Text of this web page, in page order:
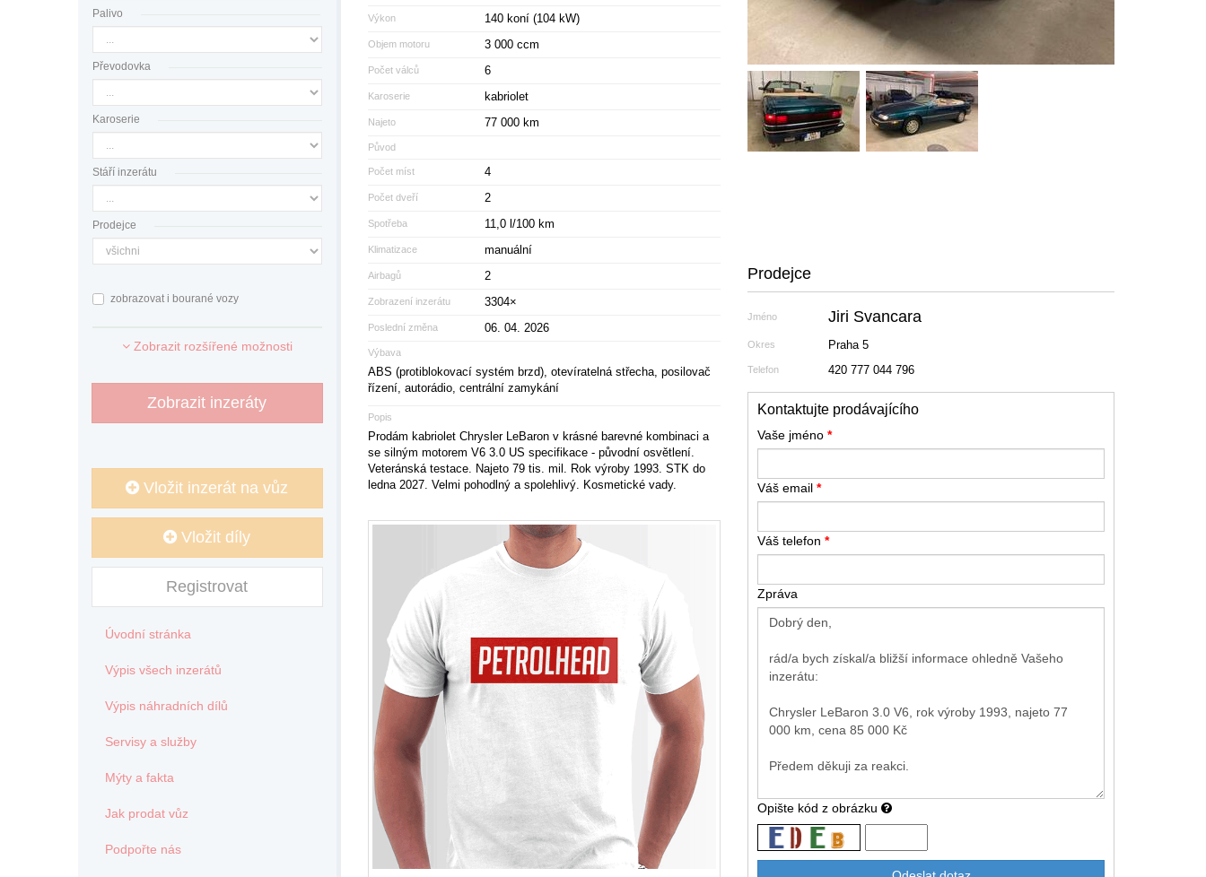
Výkon 140 koní (104 kW)
Objem motoru 3 000 ccm
Počet válců 6
Karoserie kabriolet
Najeto 77 000 km
Původ
Počet míst 4
Počet dveří 2
Spotřeba 11,0 l/100 km
Klimatizace manuální
Airbagů 2
Zobrazení inzerátu 3304×
Poslední změna 06. 04. 2026
Výbava
ABS (protiblokovací systém brzd), otevíratelná střecha, posilovač
řízení, autorádio, centrální zamykání
Popis
Prodám kabriolet Chrysler LeBaron v krásné barevné kombinaci a
se silným motorem V6 3.0 US specifikace - původní osvětlení.
Veteránská testace. Najeto 79 tis. mil. Rok výroby 1993. STK do
ledna 2027. Velmi pohodlný a spolehlivý. Kosmetické vady.
Prodejce
Jméno Jiri Svancara
Okres Praha 5
Telefon 420 777 044 796
Kontaktujte prodávajícího
Vaše jméno*
Váš email*
Váš telefon*
Zpráva
Opište kód z obrázku
Palivo
Převodovka
Karoserie
Stáří inzerátu
Prodejce
zobrazovat i bourané vozy
Zobrazit rozšířené možnosti
Zobrazit inzeráty
Vložit inzerát na vůz
Vložit díly
Registrovat
Úvodní stránka
Výpis všech inzerátů
Výpis náhradních dílů
Servisy a služby
Mýty a fakta
Jak prodat vůz
Podpořte nás